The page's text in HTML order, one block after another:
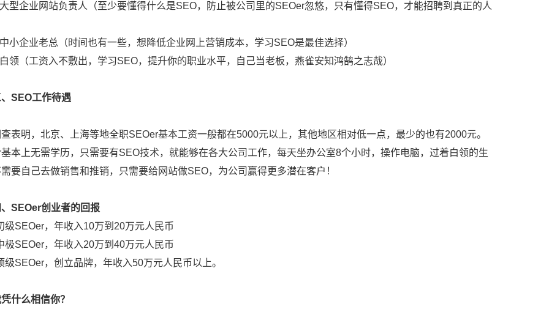
业网站负责人（至少要懂得什么是SEO，防止被公司里的SEOer忽悠，只有懂得SEO，才能招聘到真正的人
业老总（时间也有一些，想降低企业网上营销成本，学习SEO是最佳选择）
工资入不敷出，学习SEO，提升你的职业水平，自己当老板，燕雀安知鸿鹄之志哉）
SEO工作待遇
，北京、上海等地全职SEOer基本工资一般都在5000元以上，其他地区相对低一点，最少的也有2000元。
本上无需学历，只需要有SEO技术，就能够在各大公司工作，每天坐办公室8个小时，操作电脑，过着白领的生
要自己去做销售和推销，只需要给网站做SEO，为公司赢得更多潜在客户！
SEOer创业者的回报
，年收入10万到20万元人民币
，年收入20万到40万元人民币
，创立品牌，年收入50万元人民币以上。
什么相信你？